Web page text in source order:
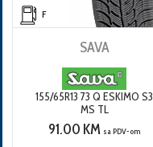
F
SAVA
155/65R13 73 Q ESKIMO S3
MS TL
91.00 KM sa PDV-om